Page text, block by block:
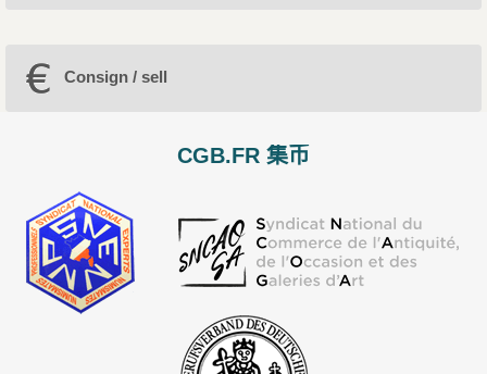
Consign / sell
CGB.FR 集币